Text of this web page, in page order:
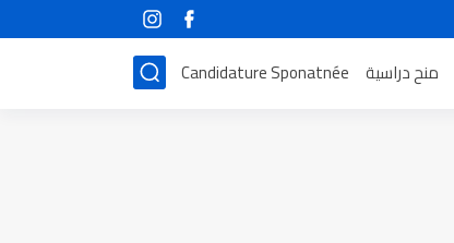
منح دراسية Candidature Sponatnée